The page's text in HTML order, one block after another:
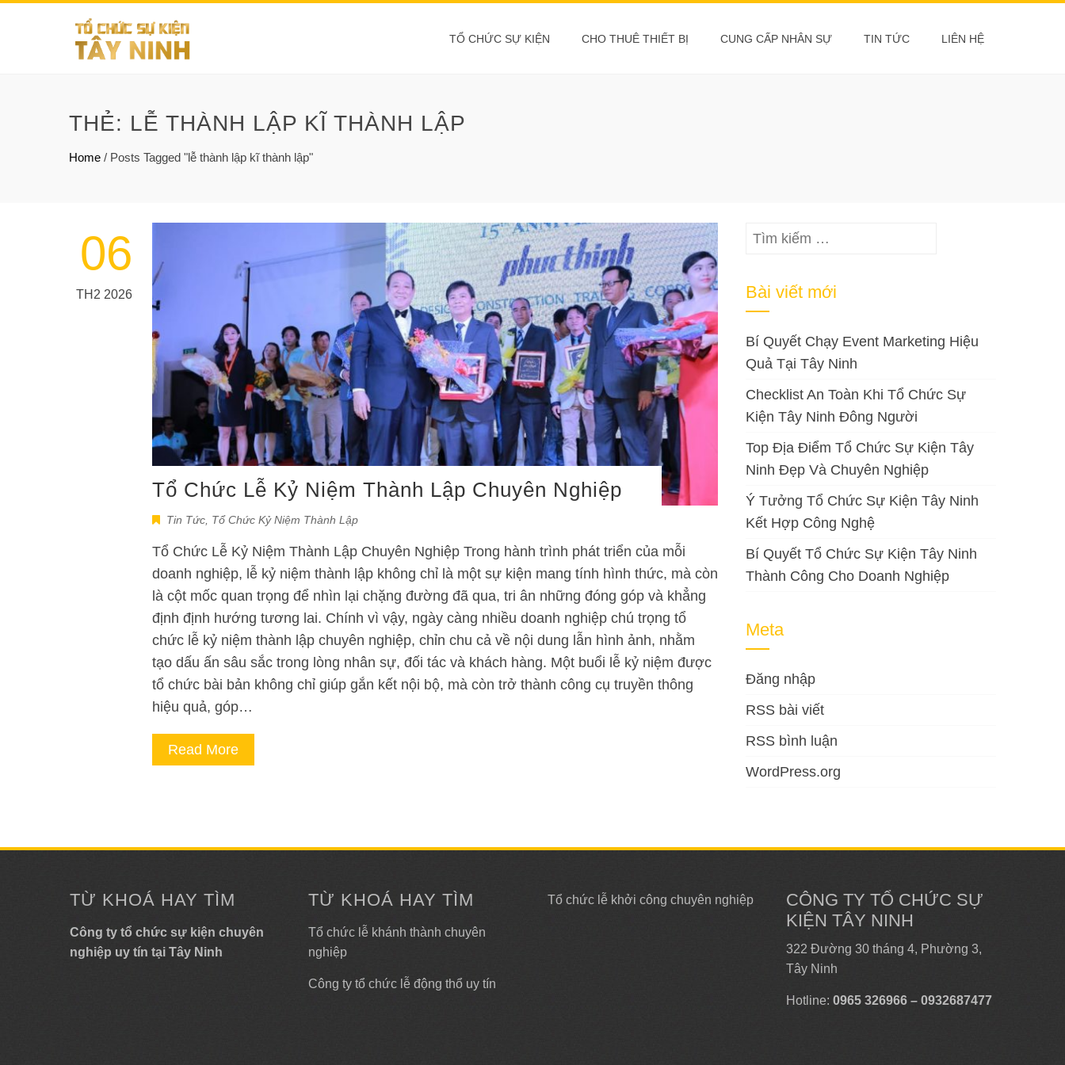
TỔ CHỨC SỰ KIỆN CHO THUÊ THIẾT BỊ CUNG CẤP NHÂN SỰ TIN TỨC LIÊN HỆ
THẺ: LỄ THÀNH LẬP KĨ THÀNH LẬP
Home / Posts Tagged "lễ thành lập kĩ thành lập"
06
TH2 2026
Tổ Chức Lễ Kỷ Niệm Thành Lập Chuyên Nghiệp
Tin Tức Tổ Chức Kỷ Niệm Thành Lập
Tổ Chức Lễ Kỷ Niệm Thành Lập Chuyên Nghiệp Trong hành trình phát triển của mỗi
doanh nghiệp, lễ kỷ niệm thành lập không chỉ là một sự kiện mang tính hình thức, mà còn
là cột mốc quan trọng để nhìn lại chặng đường đã qua, tri ân những đóng góp và khẳng
định định hướng tương lai. Chính vì vậy, ngày càng nhiều doanh nghiệp chú trọng tổ
chức lễ kỷ niệm thành lập chuyên nghiệp, chỉn chu cả về nội dung lẫn hình ảnh, nhằm
tạo dấu ấn sâu sắc trong lòng nhân sự, đối tác và khách hàng. Một buổi lễ kỷ niệm được
tổ chức bài bản không chỉ giúp gắn kết nội bộ, mà còn trở thành công cụ truyền thông
hiệu quả, góp…
Read More
Tìm
Bài viết mới
Bí Quyết Chạy Event Marketing Hiệu
Quả Tại Tây Ninh
Checklist An Toàn Khi Tổ Chức Sự
Kiện Tây Ninh Đông Người
Top Địa Điểm Tổ Chức Sự Kiện Tây
Ninh Đẹp Và Chuyên Nghiệp
Ý Tưởng Tổ Chức Sự Kiện Tây Ninh
Kết Hợp Công Nghệ
Bí Quyết Tổ Chức Sự Kiện Tây Ninh
Thành Công Cho Doanh Nghiệp
Meta
Đăng nhập
RSS bài viết
RSS bình luận
WordPress.org
TỪ KHOÁ HAY TÌM
Công ty tổ chức sự kiện chuyên
nghiệp uy tín tại Tây Ninh
TỪ KHOÁ HAY TÌM
Tổ chức lễ khánh thành chuyên
nghiệp
Công ty tổ chức lễ động thổ uy tín
Tổ chức lễ khởi công chuyên nghiệp
CÔNG TY TỔ CHỨC SỰ
KIỆN TÂY NINH
322 Đường 30 tháng 4, Phường 3,
Tây Ninh
Hotline: 0965 326966 – 0932687477